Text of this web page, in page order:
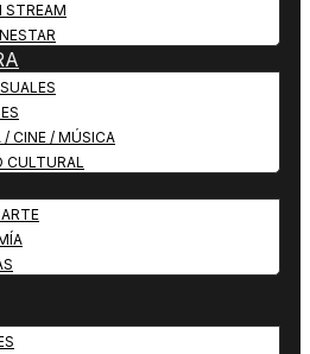
STREAM
/ CINE / MÚSICA
CULTURAL